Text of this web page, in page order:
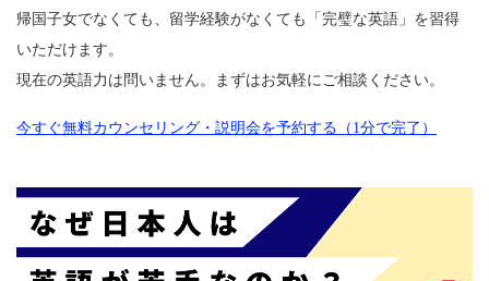
帰国子女でなくても、留学経験がなくても「完璧な英語」を習得
いただけます。
現在の英語力は問いません。まずはお気軽にご相談ください。
今すぐ無料カウンセリング・説明会を予約する（1分で完了）